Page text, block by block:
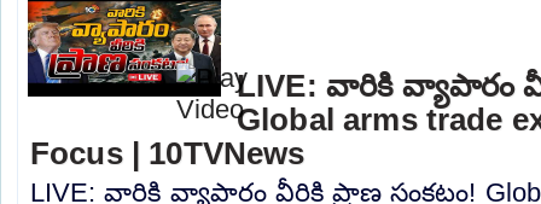
LIVE: వారికి వ్యాపారం
Global arms trade
Focus | 10TVNews
LIVE: వారికి వ్యాపారం వీరికి ప్రాణ సంకటం!